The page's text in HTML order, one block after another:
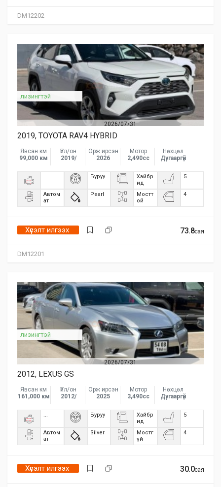
DM12202
2026/07/31
DM12201
лизингтэй
2019, TOYOTA RAV4 HYBRID
Явсан км
99,000 км
Үйл/он
2019/
Орж ирсэн
2026
Мотор
2,490сс
Нөхцөл
Дугааргүй
... Буруу
Хайбр
ид
5
Автом
ат
Pearl
Мостт
ой
4
73.8сая
Хүсэлт илгээх
2026/07/31
лизингтэй
2012, LEXUS GS
Явсан км
161,000 км
Үйл/он
2012/
Орж ирсэн
2025
Мотор
3,490сс
Нөхцөл
Дугааргүй
... Буруу
Хайбр
ид
5
Автом
ат
Silver
Мостг
үй
4
30.0сая
Хүсэлт илгээх